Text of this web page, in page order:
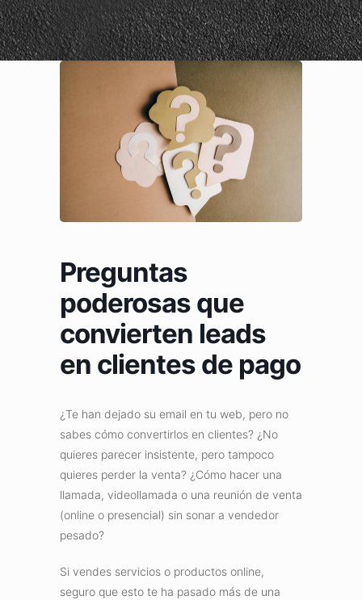
Preguntas
poderosas que
convierten leads
en clientes de pago
¿Te han dejado su email en tu web, pero no
sabes cómo convertirlos en clientes? ¿No
quieres parecer insistente, pero tampoco
quieres perder la venta? ¿Cómo hacer una
llamada, videollamada o una reunión de venta
(online o presencial) sin sonar a vendedor
pesado?
Si vendes servicios o productos online,
seguro que esto te ha pasado más de una